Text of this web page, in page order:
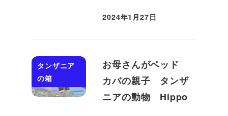
投稿日
2024年1月27日
タンザニア
の箱
お母さんがベッド
カバの親子 タンザ
ニアの動物 Hippo